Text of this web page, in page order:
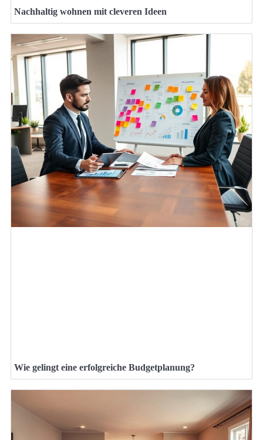
Nachhaltig wohnen mit cleveren Ideen
Wie gelingt eine erfolgreiche Budgetplanung?